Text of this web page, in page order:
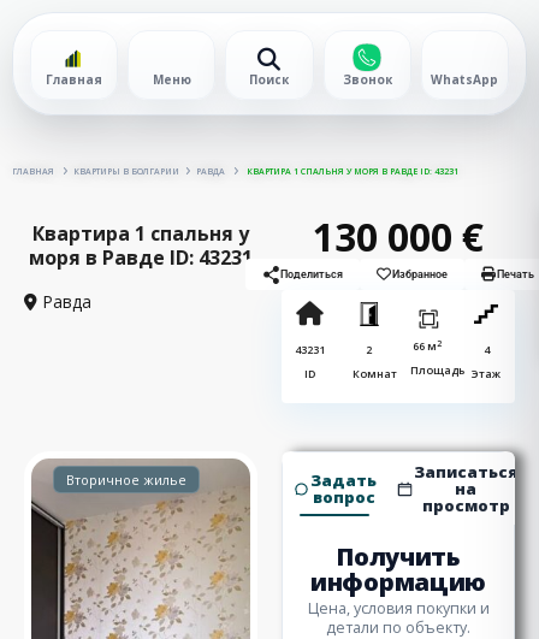
Главная Меню Поиск Звонок WhatsApp
ГЛАВНАЯ КВАРТИРЫ В БОЛГАРИИ РАВДА КВАРТИРА 1 СПАЛЬНЯ У МОРЯ В РАВДЕ ID: 43231
Квартира 1 спальня у
моря в Равде ID: 43231
Равда
130 000 €
Поделиться Избранное Печать
43231
ID
2
Комнат
66 м2
Площадь
4
Этаж
Вторичное жилье Задать
вопрос
Записаться
на
просмотр
Получить
информацию
Цена, условия покупки и
детали по объекту.